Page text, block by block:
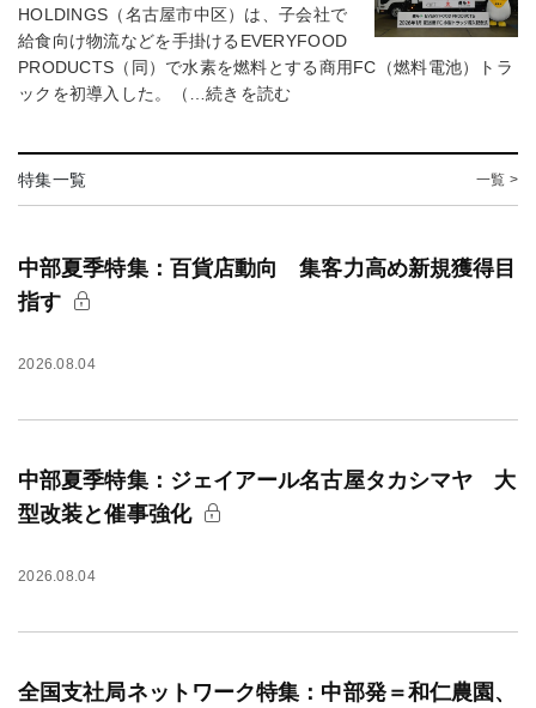
HOLDINGS（名古屋市中区）は、子会社で
給食向け物流などを手掛けるEVERYFOOD
PRODUCTS（同）で水素を燃料とする商用FC（燃料電池）トラ
ックを初導入した。（…続きを読む
特集一覧 一覧 >
中部夏季特集：百貨店動向 集客力高め新規獲得目
指す
2026.08.04
中部夏季特集：ジェイアール名古屋タカシマヤ 大
型改装と催事強化
2026.08.04
全国支社局ネットワーク特集：中部発＝和仁農園、